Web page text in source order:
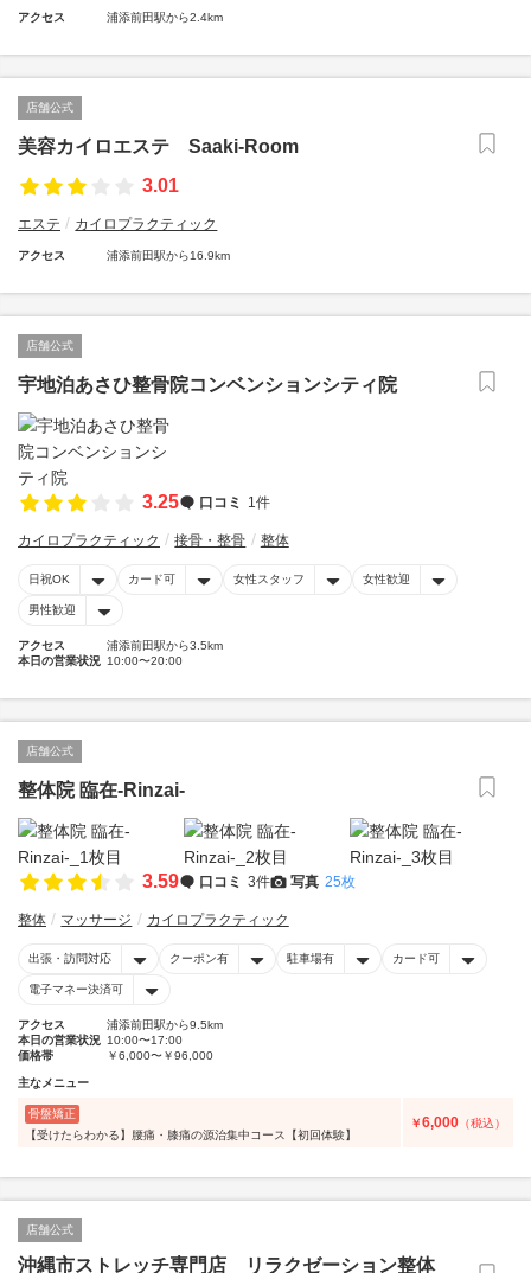
アクセス 浦添前田駅から2.4km
店舗公式
美容カイロエステ Saaki-Room
3.01
エステ カイロプラクティック
アクセス 浦添前田駅から16.9km
店舗公式
宇地泊あさひ整骨院コンベンションシティ院
3.25 口コミ 1件
カイロプラクティック 接骨・整骨 整体
日祝OK カード可 女性スタッフ 女性歓迎
男性歓迎
アクセス
浦添前田駅から3.5km
本日の営業状況 10:00〜20:00
店舗公式
整体院 臨在-Rinzai-
3.59 口コミ 3件 写真 25枚
整体 マッサージ カイロプラクティック
出張・訪問対応 クーポン有 駐車場有 カード可
電子マネー決済可
アクセス
浦添前田駅から9.5km
本日の営業状況 10:00〜17:00
価格帯
￥6,000〜￥96,000
主なメニュー
骨盤矯正
【受けたらわかる】腰痛・膝痛の源治集中コース【初回体験】
￥6,000 （税込）
店舗公式
沖縄市ストレッチ専門店 リラクゼーション整体